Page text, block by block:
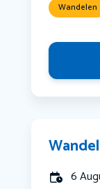
Wandelen
6